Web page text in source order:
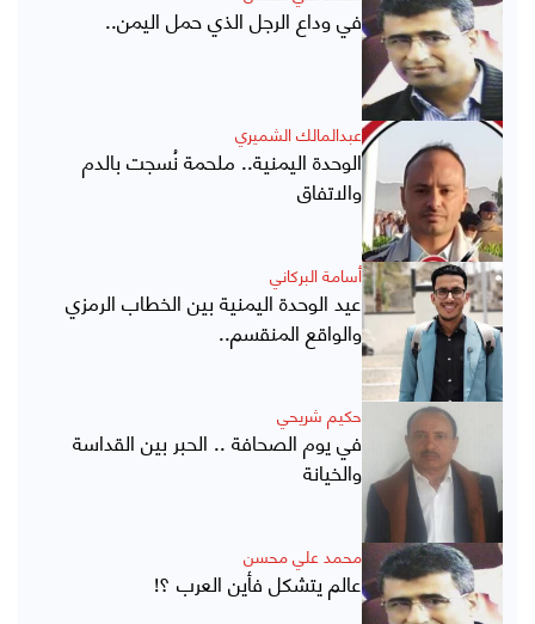
في وداع الرجل الذي حمل اليمن..
عبدالمالك الشميري
الوحدة اليمنية.. ملحمة نُسجت بالدم
والاتفاق
أسامة البركاني
عيد الوحدة اليمنية بين الخطاب الرمزي
والواقع المنقسم..
حكيم شريحي
في يوم الصحافة .. الحبر بين القداسة
والخيانة
محمد علي محسن
عالم يتشكل فأين العرب ؟!